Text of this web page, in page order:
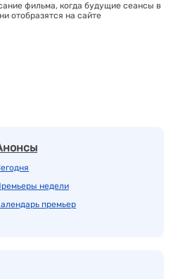
фильма, когда будущие сеансы в
отобразятся на сайте
недели
премьер